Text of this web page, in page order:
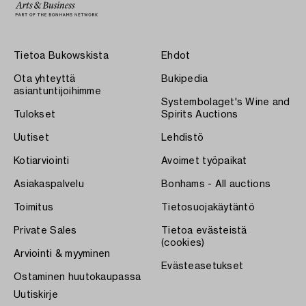
Tietoa Bukowskista
Ota yhteyttä
asiantuntijoihimme
Tulokset
Uutiset
Kotiarviointi
Asiakaspalvelu
Toimitus
Private Sales
Arviointi & myyminen
Ostaminen huutokaupassa
Ehdot
Bukipedia
Systembolaget's Wine and
Spirits Auctions
Lehdistö
Avoimet työpaikat
Bonhams - All auctions
Tietosuojakäytäntö
Tietoa evästeistä
(cookies)
Evästeasetukset
Uutiskirje